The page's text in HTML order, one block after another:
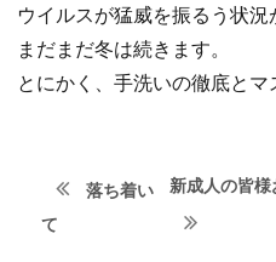
ウイルスが猛威を振るう状況
まだまだ冬は続きます。
とにかく、手洗いの徹底とマ
投
稿
前
落ち着い
て
次
の
新成人の皆様